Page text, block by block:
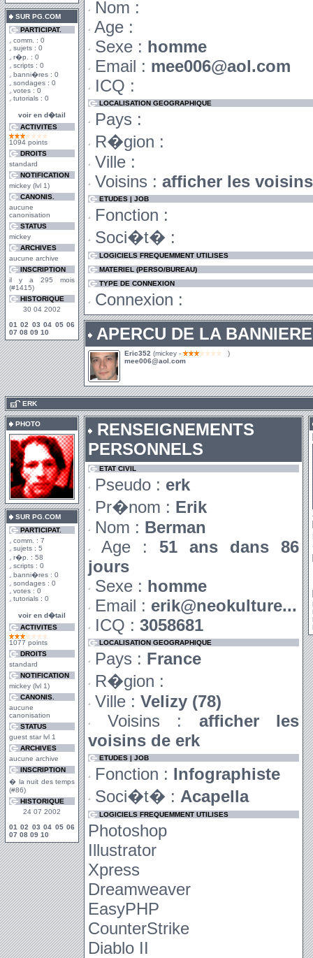
SUR PG.COM
PARTICIPAT.
comm. : 0
sujets : 0
r�p. : 0
scripts : 0
banni�res : 0
sondages : 0
votes : 0
tutorials : 0
voir en d�tail
ACTIVITES
1094 points
DROITS
standard
NOTIFICATION
mickey (lvl 1)
CANONIS.
aucune
canonisation
STATUS
mickey
ARCHIVES
aucune archive
INSCRIPTION
il y a 295 mois
(#1415)
HISTORIQUE
30 04 2002
01 02 03 04 05 06
07 08 09 10
Nom :
Age :
Sexe : homme
Email : mee006@aol.com
ICQ :
LOCALISATION GEOGRAPHIQUE
Pays :
R�gion :
Ville :
Voisins : afficher les
ETUDES | JOB
Fonction :
Soci�t� :
LOGICIELS FREQUEMMENT UTILISES
MATERIEL (PERSO/BUREAU)
TYPE DE CONNEXION
Connexion :
APERCU DE LA
Eric352 (mickey -
)
mee006@aol.com
ERK
PHOTO
SUR PG.COM
PARTICIPAT.
comm. : 7
sujets : 5
r�p. : 58
scripts : 0
banni�res : 0
sondages : 0
votes : 0
tutorials : 0
voir en d�tail
ACTIVITES
1077 points
DROITS
standard
NOTIFICATION
mickey (lvl 1)
CANONIS.
aucune
canonisation
STATUS
guest star lvl 1
ARCHIVES
aucune archive
INSCRIPTION
� la nuit des temps
(#86)
HISTORIQUE
24 07 2002
01 02 03 04 05 06
07 08 09 10
RENSEIGNEMENTS
PERSONNELS
ETAT CIVIL
Pseudo : erk
Pr�nom : Erik
Nom : Berman
Age : 51 ans dans 86
jours
Sexe : homme
Email : erik@neokulture...
ICQ : 3058681
LOCALISATION GEOGRAPHIQUE
Pays : France
R�gion :
Ville : Velizy (78)
Voisins : afficher les
voisins de erk
ETUDES | JOB
Fonction : Infographiste
Soci�t� : Acapella
LOGICIELS FREQUEMMENT UTILISES
Photoshop
Illustrator
Xpress
Dreamweaver
EasyPHP
CounterStrike
Diablo II